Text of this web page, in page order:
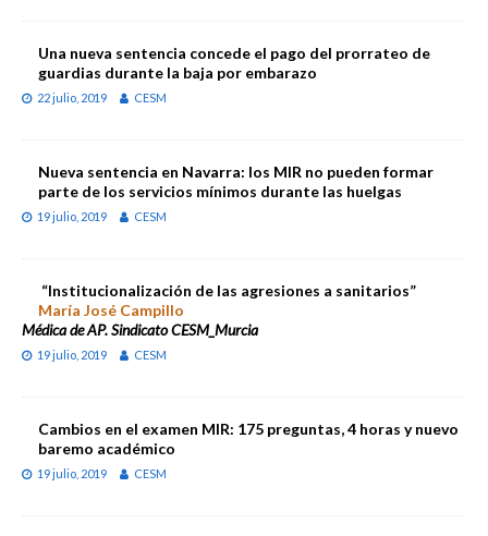
Una nueva sentencia concede el pago del prorrateo de
guardias durante la baja por embarazo
22 julio, 2019 CESM
Nueva sentencia en Navarra: los MIR no pueden formar
parte de los servicios mínimos durante las huelgas
19 julio, 2019 CESM
“Institucionalización de las agresiones a sanitarios”
María José Campillo
Médica de AP. Sindicato CESM_Murcia
19 julio, 2019 CESM
Cambios en el examen MIR: 175 preguntas, 4 horas y nuevo
baremo académico
19 julio, 2019 CESM